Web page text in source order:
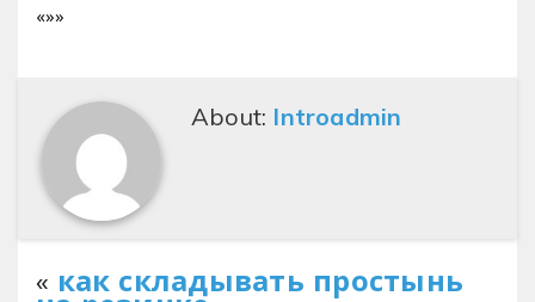
«»»
About: Introadmin
« как складывать простынь